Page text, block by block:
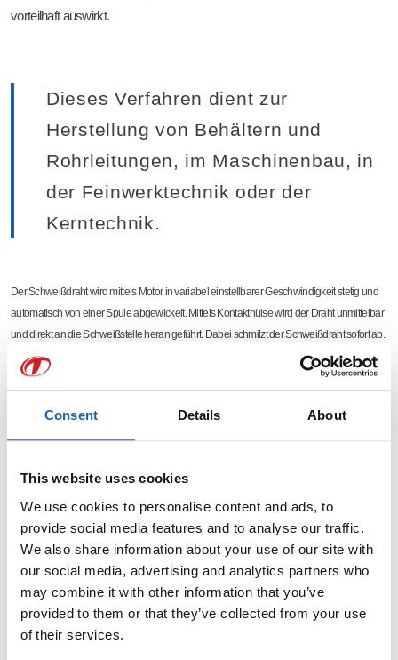
Consent Details About
This website uses cookies
We use cookies to personalise content and ads, to
provide social media features and to analyse our traffic.
We also share information about your use of our site with
our social media, advertising and analytics partners who
may combine it with other information that you’ve
provided to them or that they’ve collected from your use
of their services.
vorteilhaft auswirkt.
Dieses Verfahren dient zur
Herstellung von Behältern und
Rohrleitungen, im Maschinenbau, in
der Feinwerktechnik oder der
Kerntechnik.
Der Schweißdraht wird mittels Motor in variabel einstellbarer Geschwindigkeit stetig und
automatisch von einer Spule abgewickelt. Mittels Kontakthülse wird der Draht unmittelbar
und direkt an die Schweißstelle heran geführt. Dabei schmilzt der Schweißdraht sofort ab.
Während des MIG-Schweiß-Prozesses wird durch eine Düse Schutzgas zugeführt.
Dieses verhindert das Eindringen von Sauerstoff in das Schweißbad und schützt somit
Qualität führen. Die fertige Schweißnaht wird auch Schweißraupe genannt.